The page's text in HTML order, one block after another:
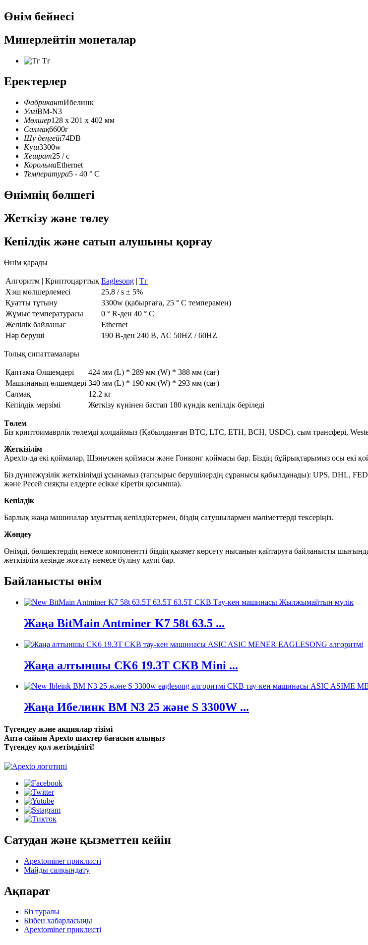
Өнім бейнесі
Минерлейтін монеталар
Тг
Еректерлер
ФабрикантИбелинк
УлгіBM-N3
Мөлшер128 x 201 x 402 мм
Салмақ6600г
Шу деңгейі74DB
Күш3300w
Хешрат25 / с
КорольмаEthernet
Температура5 - 40 ° C
Өнімнің бөлшегі
Жеткізу және төлеу
Кепілдік және сатып алушыны қорғау
Өнім қарады
Алгоритм | Криптоцарттық Eaglesong | Тг
Хэш мөлшерлемесі
25,8 / s ± 5%
Қуатты тұтыну
3300w (қабырғаға, 25 ° C темперамен)
Жұмыс температурасы
0 ° R-ден 40 ° C
Желілік байланыс
Ethernet
Нәр беруші
190 В-ден 240 В, AC 50HZ / 60HZ
Толық сипаттамалары
Қаптама Өлшемдері
424 мм (L) * 289 мм (W) * 388 мм (сағ)
Машинаның өлшемдері 340 мм (L) * 190 мм (W) * 293 мм (сағ)
Салмақ
12.2 кг
Кепілдік мерзімі
Жеткізу күнінен бастап 180 күндік кепілдік беріледі
Төлем
Біз криптоимаврлік төлемді қолдаймыз (Қабылданған BTC, LTC, ETH, BCH, USDC), сым трансфері,
Жеткізілім
Apexto-да екі қоймалар, Шэньчжен қоймасы және Гонконг қоймасы бар. Біздің бұйрықтарымыз осы екі
Біз дүниежүзілік жеткізілімді ұсынамыз (тапсырыс берушілердің сұранысы қабылданады): UPS, DHL,
және Ресей сияқты елдерге есікке кіретін қосымша).
Кепілдік
Барлық жаңа машиналар зауыттық кепілдіктермен, біздің сатушылармен мәліметтерді тексеріңіз.
Жөндеу
Өнімді, бөлшектердің немесе компонентті біздің қызмет көрсету нысанын қайтаруға байланысты
жеткізілім кезінде жоғалу немесе бүліну қаупі бар.
Байланысты өнім
Жаңа BitMain Antminer K7 58t 63.5 ...
Жаңа алтыншы CK6 19.3T CKB Mini ...
Жаңа Ибелинк BM N3 25 және S 3300W ...
Түгендеу және акциялар тізімі
Апта сайын Apexto шахтер бағасын алыңыз
Түгендеу қол жетімділігі!
Сатудан және қызметтен кейін
Apextominer приклисті
Майды салқындату
Ақпарат
Біз туралы
Бізбен хабарласыңы
Apextominer приклисті